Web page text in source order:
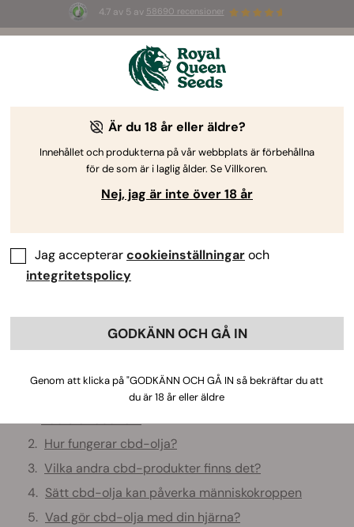
4.7 av 5 av 58690 recensioner
10 sätt CBD-olja kan påverka
människokroppen
olja? Fortsätt att läsa för att bekanta dig med CBD och
hur det interagerar med kroppen. Med stöd av
preliminär, vetenskaplig forskning påvisar CBD en
Hur fungerar cbd-olja?
Vilka andra cbd-produkter finns det?
Sätt cbd-olja kan påverka människokroppen
Vad gör cbd-olja med din hjärna?
Är du 18 år eller äldre?
Innehållet och produkterna på vår webbplats är förbehållna
för de som är i laglig ålder. Se Villkoren.
Nej, jag är inte över 18 år
Jag accepterarcookieinställningaroch
integritetspolicy
GODKÄNN OCH GÅ IN
Genom att klicka på "GODKÄNN OCH GÅ IN så bekräftar du att
du är 18 år eller äldre